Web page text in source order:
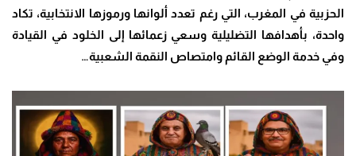
الحزبية في المغرب، التي رغم تعدد ألوانها ورموزها الانتخابية، تكاد
واحدة، بأهدافها التضليلية وسعي زعمائها إلى الخلود في القيادة
وفي خدمة الوضع القائم وامتصاص النقمة الشعبية…